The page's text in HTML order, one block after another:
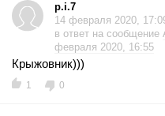
p.i.7
14 февраля 2020,
в ответ на сообщение
февраля 2020, 16:55
Крыжовник)))
1 0